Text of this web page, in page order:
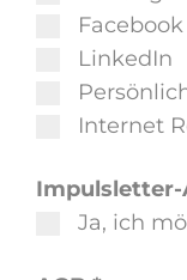
Facebook
LinkedIn
Internet
Ja, ich